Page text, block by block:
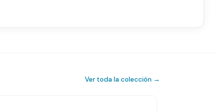
Ver toda la colección →